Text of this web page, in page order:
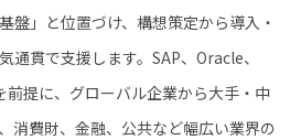
盤」と位置づけ、構想策定から導入・
通貫で支援します。SAP、Oracle、
提に、グローバル企業から大手・中
消費財、金融、公共など幅広い業界の